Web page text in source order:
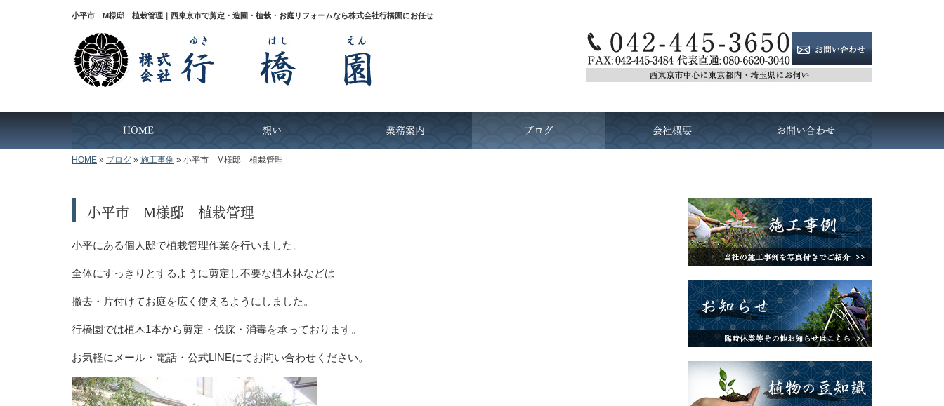
小平市 M様邸 植栽管理｜西東京市で剪定・造園・植栽・お庭リフォームなら株式会社行橋園にお任せ
HOME 想い 業務案内 ブログ 会社概要 お問い合わせ
HOME » ブログ » 施工事例 » 小平市 M様邸 植栽管理
小平市 M様邸 植栽管理
小平にある個人邸で植栽管理作業を行いました。
全体にすっきりとするように剪定し不要な植木鉢などは
撤去・片付けてお庭を広く使えるようにしました。
行橋園では植木1本から剪定・伐採・消毒を承っております。
お気軽にメール・電話・公式LINEにてお問い合わせください。